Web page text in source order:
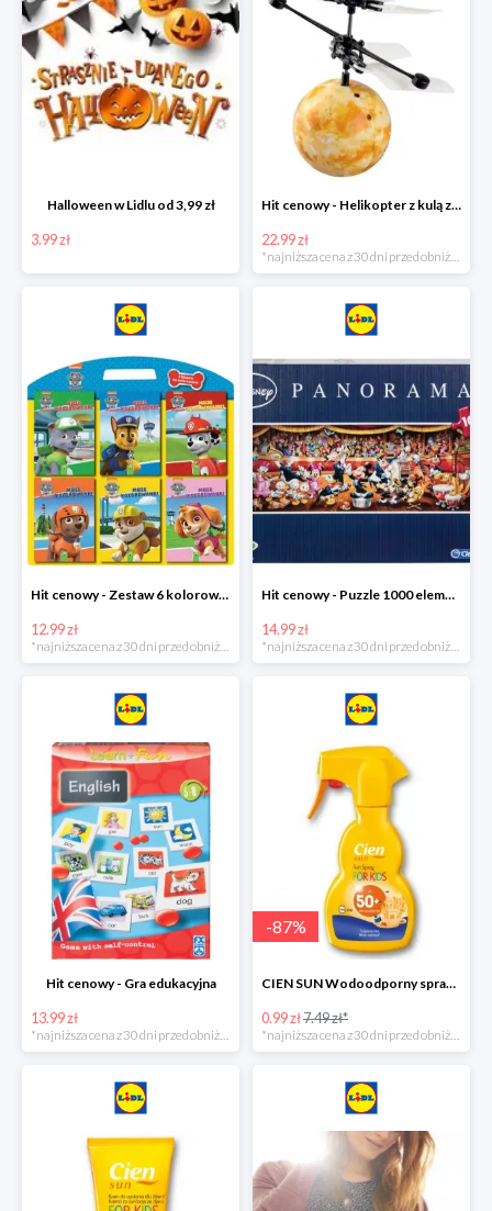
Halloween w Lidlu od 3,99 zł
3.99 zł
Hit cenowy - Helikopter z kulą z podświetleniem LED
22.99 zł
*najniższa cena z 30 dni przed obniżką
Hit cenowy - Zestaw 6 kolorowanek
12.99 zł
Hit cenowy - Puzzle 1000 elementów
14.99 zł
Hit cenowy - Gra edukacyjna
13.99 zł
*najniższa cena z 30 dni przed obniżką
-87%
CIEN SUN Wodoodporny spray do opalania dla dzieci z SPF50 -75%
0.99 zł7.49 zł*
*najniższa cena z 30 dni przed obniżką